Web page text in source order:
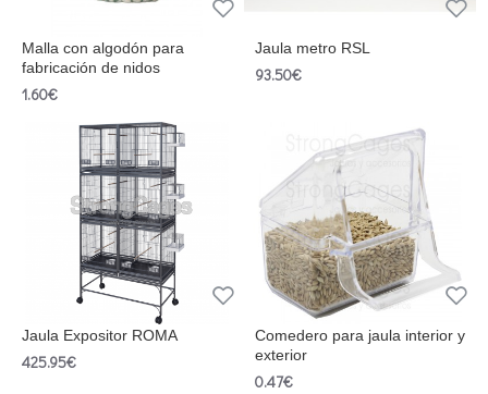
Malla con algodón para
fabricación de nidos
1.60€
Jaula metro RSL
93.50€
Jaula Expositor ROMA
425.95€
Comedero para jaula interior y
exterior
0.47€